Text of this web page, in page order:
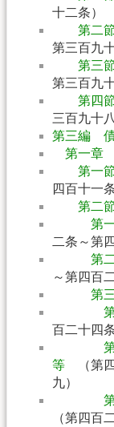
十二条）
第二
第三百九
第三
第三百九
第四
三百九十
第三編
第一章
第一
四百十一条
第二
第
二条～第
第
～第四百
第
百二十四
等 （第
九）
（第四百